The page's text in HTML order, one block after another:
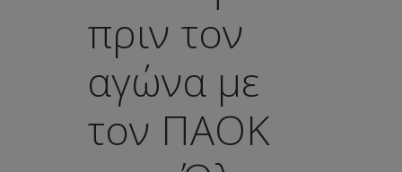
πριν τον
αγώνα με
τον ΠΑΟΚ